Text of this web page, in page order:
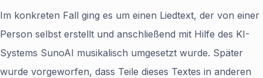
Im konkreten Fall ging es um einen Liedtext, der von einer
Person selbst erstellt und anschließend mit Hilfe des KI-
Systems SunoAI musikalisch umgesetzt wurde. Später
wurde vorgeworfen, dass Teile dieses Textes in anderen